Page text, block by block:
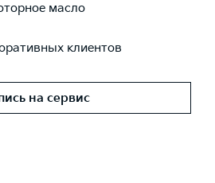
масло
клиентов
на сервис